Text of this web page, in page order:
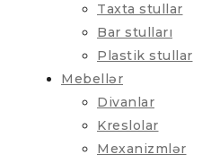
Taxta stullar
Bar stulları
Plastik stullar
Mebellər
Divanlar
Kreslolar
Mexanizmlər